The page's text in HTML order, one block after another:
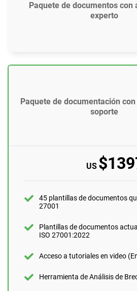
Paquete de documentos con
experto
US
45 plantillas de documentos
27001
Acceso a tutoriales en video (En
Soporte mediante correo
10 preguntas por mes
Asistencia personalizada con
27001
Revisión de expertos
1 documento
Paquete de documentación
soporte
US
45 plantillas de documentos
27001
Plantillas de documentos
ISO 27001:2022
Acceso a tutoriales en video
Herramienta de Análisis de